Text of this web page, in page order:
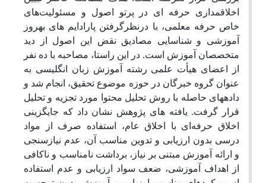
اخلاق­مداری حرفه ­ای در پرتو اصول و مسئولیت‌های
خاص حرفه معلمی، با درنظرگرفتن پارادایم ­های به­روز
آموزشی و شناسایی مصادیق نقض این اصول از دید
متخصصان آموزش است. در این راستا، مصاحبه با ده نفر
از اعضای هیأت علمی رشته آموزش زبان انگلیسی به
عنوان گروه خبرگان در حوزه موضوع تحقیق، انجام شد و
داده‎های حاصله با روش تحلیل محتوا مورد تجزیه و تحلیل
قرار گرفت. یافته ­های پژوهش نشان داد که جایگزینی
اخلاق حرفه‌ای با اخلاق عام، استفاده صرف از مواد
درسی بدون ارزیابی و تدوین مناسب آن، عدم نیازسنجی
و ارائه آموزش مبتنی بر نیاز، برداشت نامناسب و ناکافی
از اهداف آموزشی، ضعف سواد ارزیابی و عدم استفاده